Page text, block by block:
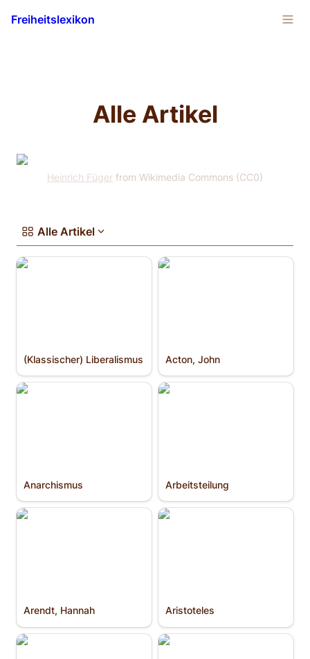
Freiheitslexikon
Alle Artikel
Heinrich Füger from Wikimedia Commons (CC0)
Alle Artikel
(Klassischer) Liberalismus
(Klassischer) Liberalismus﻿
Acton, John
Acton, John
Anarchismus
Anarchismus
Arbeitsteilung
Arbeitsteilung
Arendt, Hannah
Arendt, Hannah
Aristoteles
Aristoteles
Aron, Raymond Aufklärung